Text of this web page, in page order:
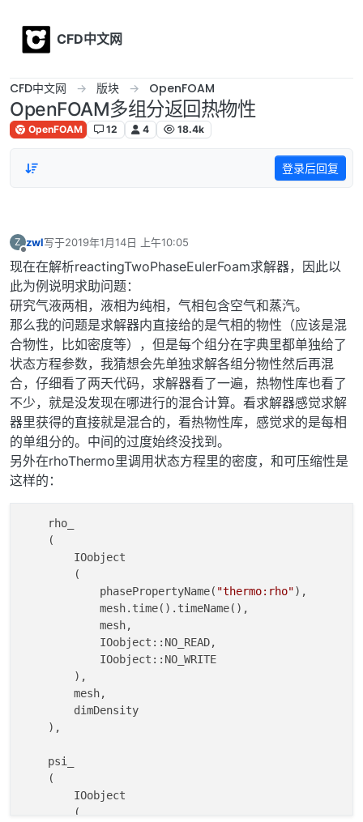
CFD中文网
CFD中文网 版块 OpenFOAM
OpenFOAM多组分返回热物性
OpenFOAM 12 4 18.4k
登录后回复
Z
离线
zwl写于2019年1月14日 上午10:05
最后由 编辑
现在在解析reactingTwoPhaseEulerFoam求解器，因此以
此为例说明求助问题：
研究气液两相，液相为纯相，气相包含空气和蒸汽。
那么我的问题是求解器内直接给的是气相的物性（应该是混
合物性，比如密度等），但是每个组分在字典里都单独给了
状态方程参数，我猜想会先单独求解各组分物性然后再混
合，仔细看了两天代码，求解器看了一遍，热物性库也看了
不少，就是没发现在哪进行的混合计算。看求解器感觉求解
器里获得的直接就是混合的，看热物性库，感觉求的是每相
的单组分的。中间的过度始终没找到。
另外在rhoThermo里调用状态方程里的密度，和可压缩性是
这样的：
    rho_
    (
        IOobject
        (
            phasePropertyName(
"thermo:rho"),
            mesh.time().timeName(),
            mesh,
            IOobject::NO_READ,
            IOobject::NO_WRITE
        ),
        mesh,
        dimDensity
    ),
    psi_
    (
        IOobject
        (